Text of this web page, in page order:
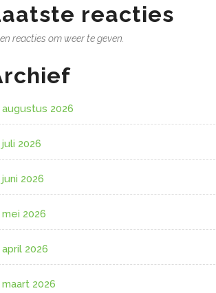
reacties
reacties om weer te geven.
augustus 2026
juli 2026
juni 2026
mei 2026
april 2026
maart 2026